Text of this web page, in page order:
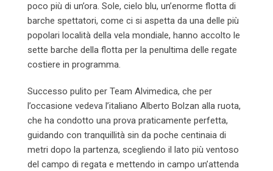
poco più di un’ora. Sole, cielo blu, un’enorme flotta di
barche spettatori, come ci si aspetta da una delle più
popolari località della vela mondiale, hanno accolto le
sette barche della flotta per la penultima delle regate
costiere in programma.
Successo pulito per Team Alvimedica, che per
l’occasione vedeva l’italiano Alberto Bolzan alla ruota,
che ha condotto una prova praticamente perfetta,
guidando con tranquillità sin da poche centinaia di
metri dopo la partenza, scegliendo il lato più ventoso
del campo di regata e mettendo in campo un’attenda